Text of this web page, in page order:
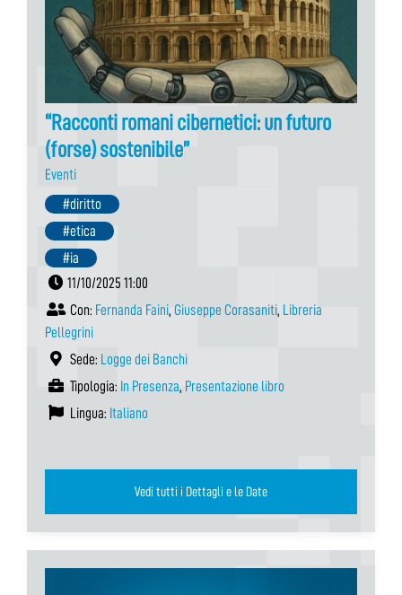
“Racconti romani cibernetici: un futuro
(forse) sostenibile”
Eventi
#diritto
#etica
#ia
11/10/2025 11:00
Con: Fernanda Faini, Giuseppe Corasaniti, Libreria
Pellegrini
Sede: Logge dei Banchi
Tipologia: In Presenza, Presentazione libro
Lingua: Italiano
Vedi tutti i Dettagli e le Date